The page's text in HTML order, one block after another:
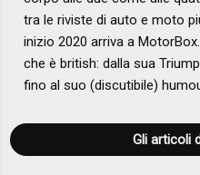
tra le riviste di auto e moto
inizio 2020 arriva a
che è british: dalla sua
fino al suo (discutibile)
Gli articoli